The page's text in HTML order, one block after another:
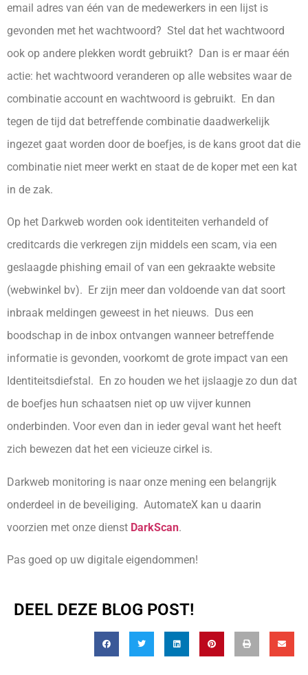
email adres van één van de medewerkers in een lijst is
gevonden met het wachtwoord? Stel dat het wachtwoord
ook op andere plekken wordt gebruikt? Dan is er maar één
actie: het wachtwoord veranderen op alle websites waar de
combinatie account en wachtwoord is gebruikt. En dan
tegen de tijd dat betreffende combinatie daadwerkelijk
ingezet gaat worden door de boefjes, is de kans groot dat die
combinatie niet meer werkt en staat de de koper met een kat
in de zak.
Op het Darkweb worden ook identiteiten verhandeld of
creditcards die verkregen zijn middels een scam, via een
geslaagde phishing email of van een gekraakte website
(webwinkel bv). Er zijn meer dan voldoende van dat soort
inbraak meldingen geweest in het nieuws. Dus een
boodschap in de inbox ontvangen wanneer betreffende
informatie is gevonden, voorkomt de grote impact van een
Identiteitsdiefstal. En zo houden we het ijslaagje zo dun dat
de boefjes hun schaatsen niet op uw vijver kunnen
onderbinden. Voor even dan in ieder geval want het heeft
zich bewezen dat het een vicieuze cirkel is.
Darkweb monitoring is naar onze mening een belangrijk
onderdeel in de beveiliging. AutomateX kan u daarin
voorzien met onze dienst DarkScan.
Pas goed op uw digitale eigendommen!
DEEL DEZE BLOG POST!